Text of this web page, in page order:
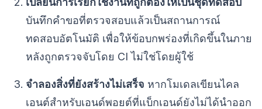
บันทึกคำขอที่ตรวจสอบแล้วเป็นสถานการณ์
ทดสอบอัตโนมัติ เพื่อให้ข้อบกพร่องที่เกิดขึ้นในภาย
หลังถูกตรวจจับโดย CI ไม่ใช่โดยผู้ใช้
จำลองสิ่งที่ยังสร้างไม่เสร็จ หากโมเดลเขียนไคล
เอนต์สำหรับเอนด์พอยต์ที่แบ็กเอนด์ยังไม่ได้นำออก